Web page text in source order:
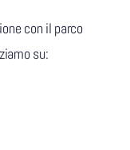
con il parco
su: